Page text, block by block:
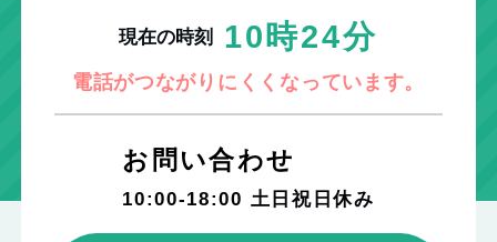
現在の時刻 10時24分
電話がつながりにくくなっています。
お問い合わせ
10:00-18:00 ⼟⽇祝⽇休み